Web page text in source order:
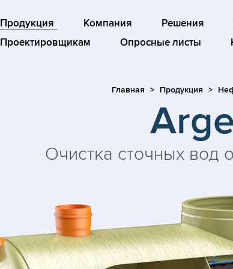
Продукция Компания Решения
Проектировщикам
Опросные листы
Главная Продукция
Очистка сточных вод